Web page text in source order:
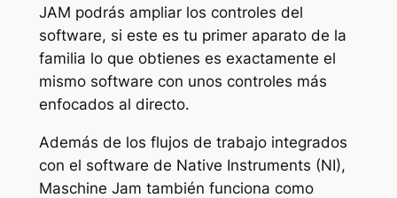
JAM podrás ampliar los controles del
software, si este es tu primer aparato de la
familia lo que obtienes es exactamente el
mismo software con unos controles más
enfocados al directo.
Además de los flujos de trabajo integrados
con el software de Native Instruments (NI),
Maschine Jam también funciona como